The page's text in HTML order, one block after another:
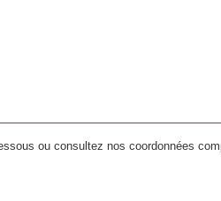
ou consultez nos coordonnées